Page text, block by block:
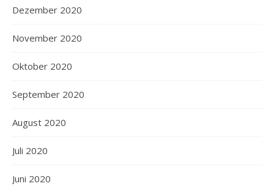
Dezember 2020
November 2020
Oktober 2020
September 2020
August 2020
Juli 2020
Juni 2020